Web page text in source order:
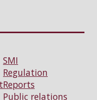
SMI
Regulation
Reports
Public relations